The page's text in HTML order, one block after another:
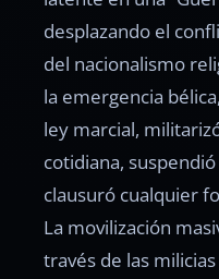
desplazando el
del nacionalismo
la emergencia
ley marcial,
cotidiana,
clausuró cualquier
La movilización
través de las milicias